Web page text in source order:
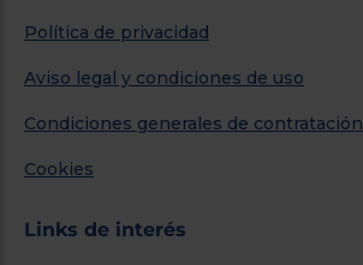
Política de privacidad
Aviso legal y condiciones de uso
Condiciones generales de contratación
Cookies
Links de interés